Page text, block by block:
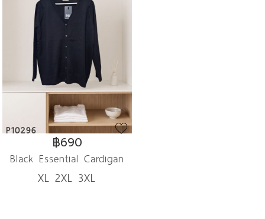
P10296
฿690
Black Essential Cardigan
XL 2XL 3XL